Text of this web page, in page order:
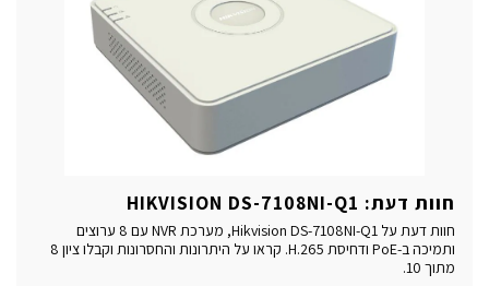
חוות דעת: HIKVISION DS-7108NI-Q1
חוות דעת על Hikvision DS-7108NI-Q1, מערכת NVR עם 8 ערוצים
ותמיכה ב-PoE ודחיסת H.265. קראו על היתרונות והחסרונות וקבלו ציון 8
מתוך 10.